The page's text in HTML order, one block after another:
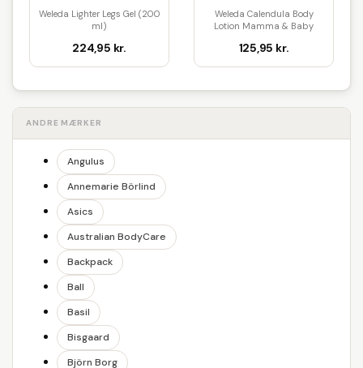
Weleda Lighter Legs Gel (200
ml)
224,95 kr.
Weleda Calendula Body
Lotion Mamma & Baby
125,95 kr.
ANDRE MÆRKER
Angulus
Annemarie Börlind
Asics
Australian BodyCare
Backpack
Ball
Basil
Bisgaard
Björn Borg